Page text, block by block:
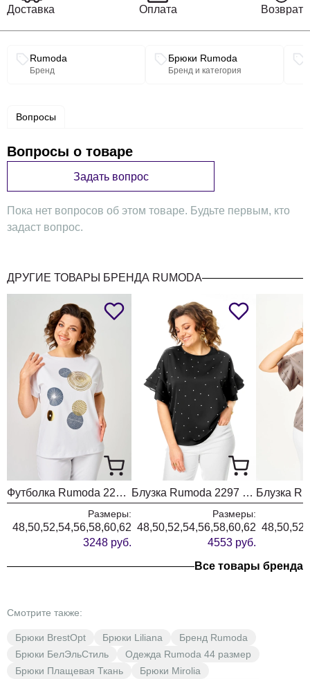
Доставка Оплата Возврат
Связанные разделы каталога
Rumoda
Бренд
Брюки Rumoda
Бренд и категория
Вопросы
Вопросы о товаре
Задать вопрос
Пока нет вопросов об этом товаре. Будьте первым, кто
задаст вопрос.
ДРУГИЕ ТОВАРЫ БРЕНДА RUMODA
Футболка Rumoda 2239 белый кр.р.
Размеры:
48,50,52,54,56,58,60,62
3248 руб.
Блузка Rumoda 2297 черный
Размеры:
48,50,52,54,56,58,60,62
4553 руб.
Все товары бренда
Смотрите также:
Брюки BrestOpt Брюки Liliana
Бренд Rumoda
Брюки БелЭльСтиль
Одежда Rumoda 44 размер
Брюки Плащевая Ткань
Брюки Mirolia